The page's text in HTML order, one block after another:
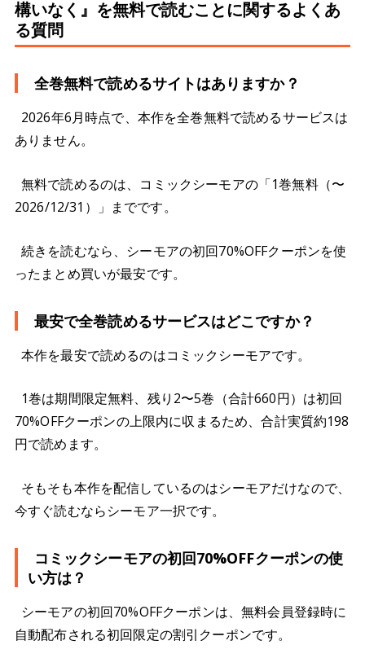
構いなく』を無料で読むことに関するよくあ
る質問
全巻無料で読めるサイトはありますか？
2026年6月時点で、本作を全巻無料で読めるサービスは
ありません。
無料で読めるのは、コミックシーモアの「1巻無料（〜
2026/12/31）」までです。
続きを読むなら、シーモアの初回70%OFFクーポンを使
ったまとめ買いが最安です。
最安で全巻読めるサービスはどこですか？
本作を最安で読めるのはコミックシーモアです。
1巻は期間限定無料、残り2〜5巻（合計660円）は初回
70%OFFクーポンの上限内に収まるため、合計実質約198
円で読めます。
そもそも本作を配信しているのはシーモアだけなので、
今すぐ読むならシーモア一択です。
コミックシーモアの初回70%OFFクーポンの使
い方は？
シーモアの初回70%OFFクーポンは、無料会員登録時に
自動配布される初回限定の割引クーポンです。